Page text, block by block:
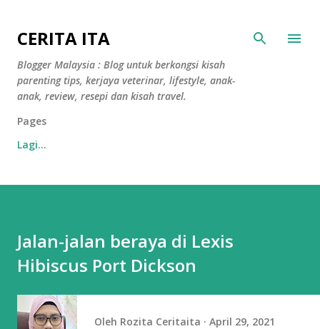
CERITA ITA
Blogger Malaysia : Blog untuk berkongsi kisah
parenting tips, kerjaya veterinar, lifestyle, anak-
anak, review, resepi dan kisah travel.
Pages
Lagi…
Jalan-jalan beraya di Lexis
Hibiscus Port Dickson
Oleh Rozita Ceritaita April 29, 2021